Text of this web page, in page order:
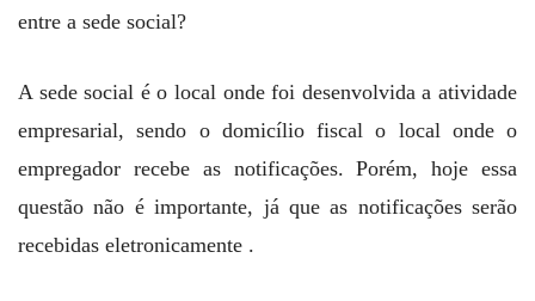
entre a sede social?
A sede social é o local onde foi desenvolvida a atividade
empresarial, sendo o domicílio fiscal o local onde o
empregador recebe as notificações. Porém, hoje essa
questão não é importante, já que as notificações serão
recebidas eletronicamente .